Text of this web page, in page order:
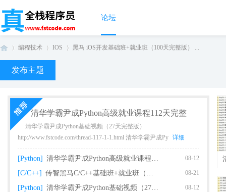
论坛
编程技术 IOS 黑马 iOS开发基础班+就业班（100天完整版） ...
发布主题
清华学霸尹成Python高级就业课程112天完整
清华学霸尹成Python基础视频（27天完整版）
http://www.fstcode.com/thread-117-1-1.html 清华学霸尹成Py 详细
[Python] 清华学霸尹成Python高级就业课程112天完整 08-12
[C/C++] 传智黑马C/C++基础班+就业班（完整版） 08-21
[Python] 清华学霸尹成Python基础视频（27天完整版课 08-12